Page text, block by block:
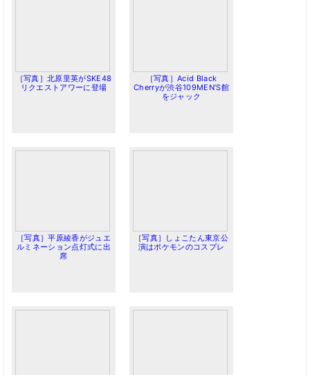
［写真］北原里英がSKE48
リクエストアワーに登場
［写真］Acid Black
Cherryが渋谷109MEN’S館
をジャック
［写真］平原綾香がジュエ
ルミネーション点灯式に出
席
［写真］しょこたん東京公
演はポケモンのコスプレ